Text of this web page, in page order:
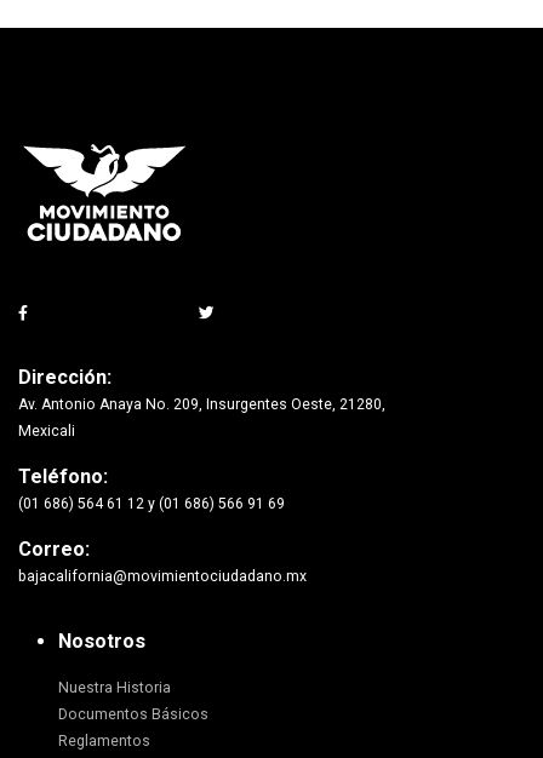
Dirección:
Av. Antonio Anaya No. 209, Insurgentes Oeste, 21280,
Mexicali
Teléfono:
(01 686) 564 61 12 y (01 686) 566 91 69
Correo:
bajacalifornia@movimientociudadano.mx
Nosotros
Nuestra Historia
Documentos Básicos
Reglamentos